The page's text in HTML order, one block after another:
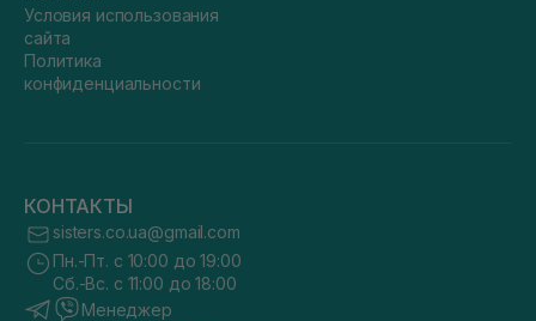
Условия использования
сайта
Политика
конфиденциальности
КОНТАКТЫ
sisters.co.ua@gmail.com
Пн.-Пт. с 10:00 до 19:00
Сб.-Вс. с 11:00 до 18:00
Менеджер